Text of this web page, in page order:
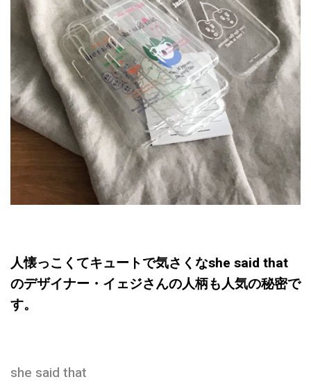
人懐っこくてキュートで気さくなshe said that
のデザイナー・イェジさんの人柄も人気の秘密で
す。
she said that